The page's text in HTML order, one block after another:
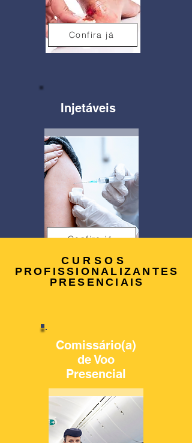
Confira já
Injetáveis
Confira já
CURSOS
PROFISSIONALIZANTES
PRESENCIAIS
Comissário(a)
de Voo
Presencial